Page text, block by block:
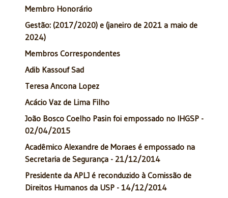
Membro Honorário
Gestão: (2017/2020) e (janeiro de 2021 a maio de
2024)
Membros Correspondentes
Adib Kassouf Sad
Teresa Ancona Lopez
Acácio Vaz de Lima Filho
João Bosco Coelho Pasin foi empossado no IHGSP -
02/04/2015
Acadêmico Alexandre de Moraes é empossado na
Secretaria de Segurança - 21/12/2014
Presidente da APLJ é reconduzido à Comissão de
Direitos Humanos da USP - 14/12/2014